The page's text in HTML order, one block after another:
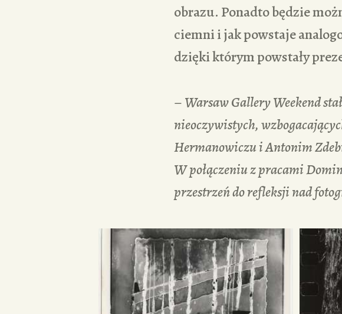
obrazu. Ponadto będzie
ciemni i jak powstaje
dzięki którym powstały
–Warsaw Gallery Weekend
nieoczywistych,
Hermanowiczu i Antonim
W połączeniu z pracami
przestrzeń do refleksji nad